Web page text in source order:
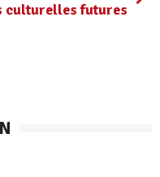
culturelles futures